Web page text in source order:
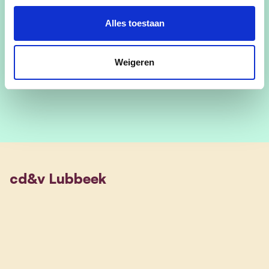
Alles toestaan
Weigeren
Maria Schrevens
cd&v Lubbeek